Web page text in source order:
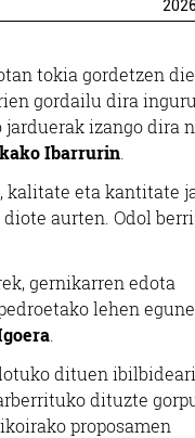
tokia gordetzen
gordailu dira
izango dira
Ibarrurin
kalitate eta kantitate
aurten. Odol
gernikarren edota
lehen
dituen
dituzte
proposamen